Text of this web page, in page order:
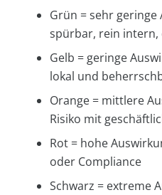
Grün = sehr geringe
spürbar, rein intern,
Gelb = geringe
lokal und
Orange = mittlere
Risiko mit
Rot = hohe
oder Compliance
Schwarz = extreme